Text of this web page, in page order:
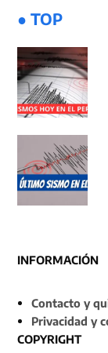
● TOP
INFORMACIÓN
Contacto y
Privacidad y
COPYRIGHT